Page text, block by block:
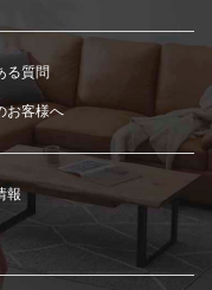
る質問
お客様へ
報